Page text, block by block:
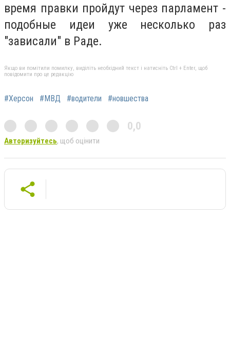
время правки пройдут через парламент -
подобные идеи уже несколько раз
"зависали" в Раде.
Якщо ви помітили помилку, виділіть необхідний текст і натисніть Ctrl + Enter, щоб
повідомити про це редакцію
#Херсон #МВД #водители #новшества
0,0
Авторизуйтесь, щоб оцінити